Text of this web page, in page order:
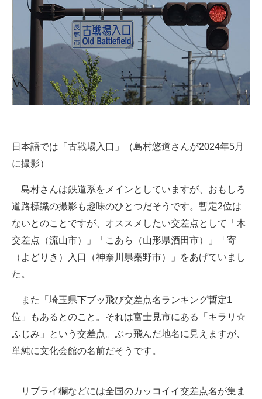
日本語では「古戦場入口」（島村悠道さんが2024年5月
に撮影）
島村さんは鉄道系をメインとしていますが、おもしろ
道路標識の撮影も趣味のひとつだそうです。暫定2位は
ないとのことですが、オススメしたい交差点として「木
交差点（流山市）」「こあら（山形県酒田市）」「寄
（よどりき）入口（神奈川県秦野市）」をあげていまし
た。
また「埼玉県下ブッ飛び交差点名ランキング暫定1
位」もあるとのこと。それは富士見市にある「キラリ☆
ふじみ」という交差点。ぶっ飛んだ地名に見えますが、
単純に文化会館の名前だそうです。
リプライ欄などには全国のカッコイイ交差点名が集ま